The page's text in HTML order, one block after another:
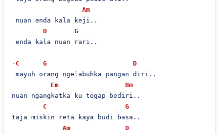
Am
nuan enda kala keji..
D
G
enda kala nuan rari..
- C G
D
mayuh orang ngelabuhka pangan diri..
Em
Bm
nuan ngangkatka ku tegap bediri..
C
G
taja miskin reta kaya budi basa..
Am
D